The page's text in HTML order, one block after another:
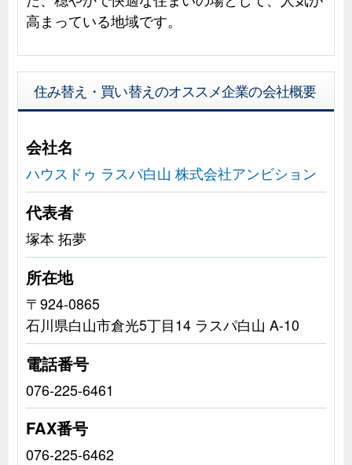
高まっている地域です。
住み替え・買い替えのオススメ企業の会社概要
会社名
ハウスドゥ ラスパ白山 株式会社アンビション
代表者
塚本 拓夢
所在地
〒924-0865
石川県白山市倉光5丁目14 ラスパ白山 A-10
電話番号
076-225-6461
FAX番号
076-225-6462